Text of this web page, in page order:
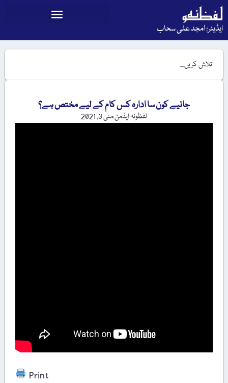
ایڈیٹر: امجد علی سحاب
جانیے کون سا ادارہ کس کام کے لیے مختص ہے؟
لفظونہ ایڈمنمئی 3, 2021
Print